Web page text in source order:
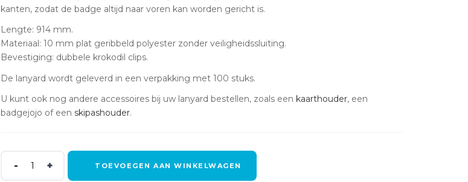
kanten, zodat de badge altijd naar voren kan worden gericht is.
Lengte: 914 mm.
Materiaal: 10 mm plat geribbeld polyester zonder veiligheidssluiting.
Bevestiging: dubbele krokodil clips.
De lanyard wordt geleverd in een verpakking met 100 stuks.
U kunt ook nog andere accessoires bij uw lanyard bestellen, zoals een kaarthouder, een
badgejojo of een skipashouder.
lanyard
TOEVOEGEN AAN WINKELWAGEN